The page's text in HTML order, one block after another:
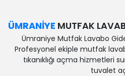
ÜMRANIYE MUTFAK
Ümraniye Mutfak Lavabo
Profesyonel ekiple mutfak
tıkanıklığı açma hizmetleri
tuvalet